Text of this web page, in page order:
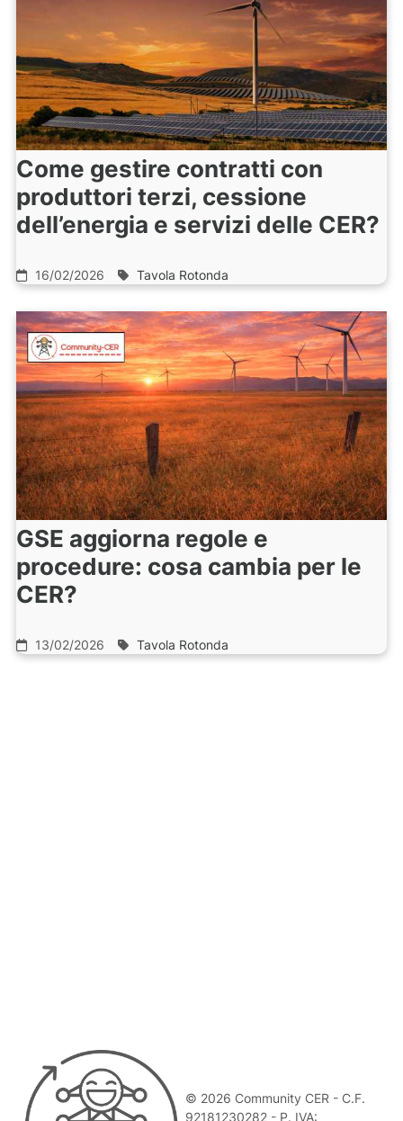
Come gestire contratti con
produttori terzi, cessione
dell’energia e servizi delle CER?
16/02/2026 Tavola Rotonda
GSE aggiorna regole e
procedure: cosa cambia per le
CER?
13/02/2026 Tavola Rotonda
© 2026 Community CER - C.F.
92181230282 - P. IVA: